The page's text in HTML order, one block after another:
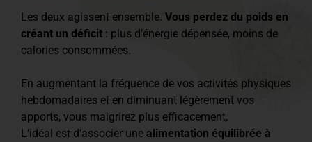
Les deux agissent ensemble. Vous perdez du poids en
créant un déficit : plus d’énergie dépensée, moins de
calories consommées.
En augmentant la fréquence de vos activités physiques
hebdomadaires et en diminuant légèrement vos
apports, vous maigrirez plus efficacement.
L’idéal est d’associer une alimentation équilibrée à